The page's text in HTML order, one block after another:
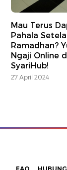
Mau Terus
Pahala
Ramadhan?
Ngaji Online
SyariHub!
27 April 2024